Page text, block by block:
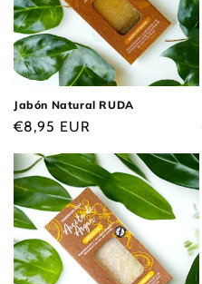
Jabón Natural RUDA
Precio
€8,95 EUR